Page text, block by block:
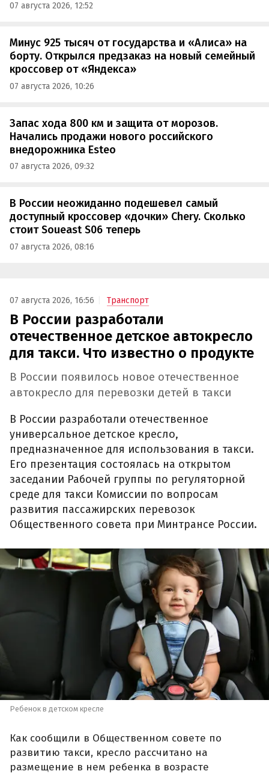
07 августа 2026, 12:52
Минус 925 тысяч от государства и «Алиса» на
борту. Открылся предзаказ на новый семейный
кроссовер от «Яндекса»
07 августа 2026, 10:26
Запас хода 800 км и защита от морозов.
Начались продажи нового российского
внедорожника Esteo
07 августа 2026, 09:32
В России неожиданно подешевел самый
доступный кроссовер «дочки» Chery. Сколько
стоит Soueast S06 теперь
07 августа 2026, 08:16
07 августа 2026, 16:56 Транспорт
В России разработали
отечественное детское автокресло
для такси. Что известно о продукте
В России появилось новое отечественное
автокресло для перевозки детей в такси
В России разработали отечественное
универсальное детское кресло,
предназначенное для использования в такси.
Его презентация состоялась на открытом
заседании Рабочей группы по регуляторной
среде для такси Комиссии по вопросам
развития пассажирских перевозок
Общественного совета при Минтрансе России.
Ребенок в детском кресле
Как сообщили в Общественном совете по
развитию такси, кресло рассчитано на
размещение в нем ребенка в возрасте